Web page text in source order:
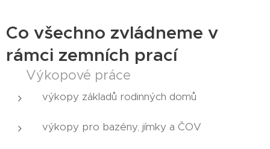
Co všechno zvládneme v
rámci zemních prací
🟤 Výkopové práce
výkopy základů rodinných domů
výkopy pro bazény, jímky a ČOV